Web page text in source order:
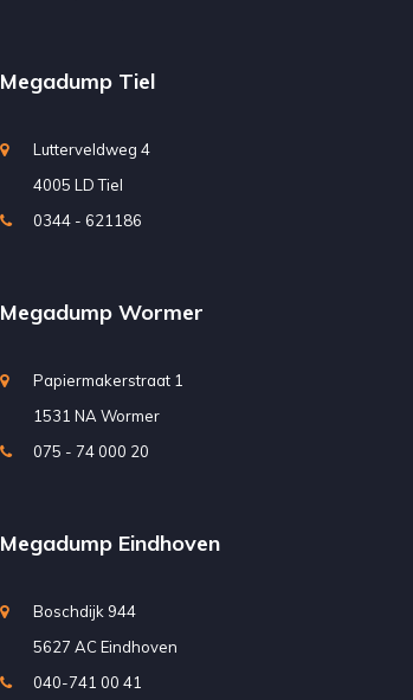
Megadump Tiel
Lutterveldweg 4
4005 LD Tiel
0344 - 621186
Megadump Wormer
Papiermakerstraat 1
1531 NA Wormer
075 - 74 000 20
Megadump Eindhoven
Boschdijk 944
5627 AC Eindhoven
040-741 00 41